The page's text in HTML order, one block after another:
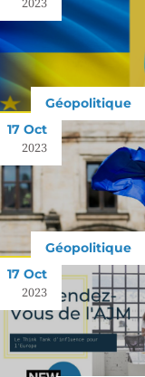
2023
Géopolitique
17 Oct
2023
Géopolitique
17 Oct
2023